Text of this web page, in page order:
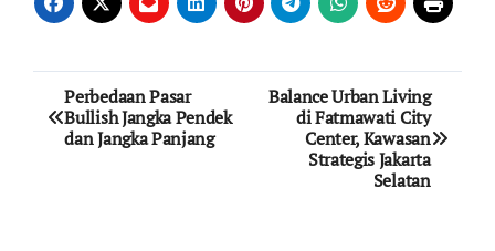
Post
navigation
Perbedaan Pasar
Bullish Jangka Pendek
dan Jangka Panjang
Balance Urban Living
di Fatmawati City
Center, Kawasan
Strategis Jakarta
Selatan